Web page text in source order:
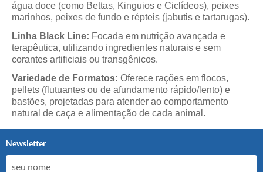
água doce (como Bettas, Kinguios e Ciclídeos), peixes
marinhos, peixes de fundo e répteis (jabutis e tartarugas).
Linha Black Line: Focada em nutrição avançada e
terapêutica, utilizando ingredientes naturais e sem
corantes artificiais ou transgênicos.
Variedade de Formatos: Oferece rações em flocos,
pellets (flutuantes ou de afundamento rápido/lento) e
bastões, projetadas para atender ao comportamento
natural de caça e alimentação de cada animal.
Newsletter